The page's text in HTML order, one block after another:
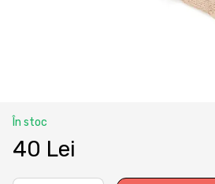
În stoc
40 Lei